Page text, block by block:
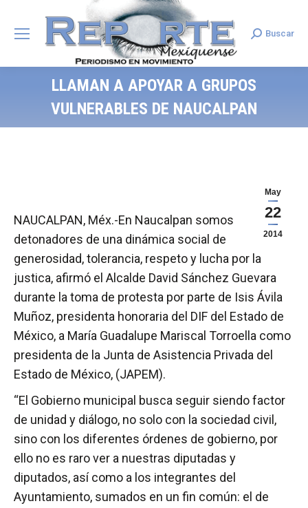
Search:
Buscar
LLAMAN A APOYAR A GRUPOS
VULNERABLES DE NAUCALPAN
May
22
2014
NAUCALPAN, Méx.-En Naucalpan somos
detonadores de una dinámica social de
generosidad, tolerancia, respeto y lucha por la
justica, afirmó el Alcalde David Sánchez Guevara
durante la toma de protesta por parte de Isis Ávila
Muñoz, presidenta honoraria del DIF del Estado de
México, a María Guadalupe Mariscal Torroella como
presidenta de la Junta de Asistencia Privada del
Estado de México, (JAPEM).
“El Gobierno municipal busca seguir siendo factor
de unidad y diálogo, no solo con la sociedad civil,
sino con los diferentes órdenes de gobierno, por
ello no es raro ver a nuestras diputadas y
diputados, así como a los integrantes del
Ayuntamiento, sumados en un fin común: el de